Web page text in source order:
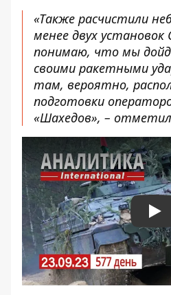
«Также расчистили
менее двух
понимаю, что мы
своими ракетными
там, вероятно,
подготовки
«Шахедов», –